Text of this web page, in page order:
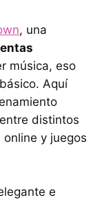
, una
música, eso
Aquí
distintos
y juegos
e